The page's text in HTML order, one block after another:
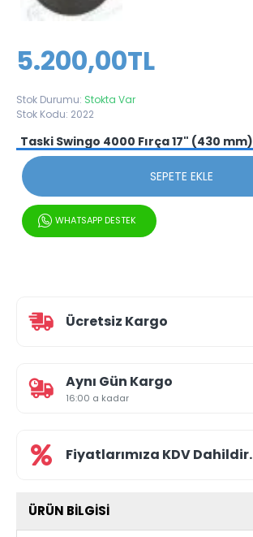
Taski Swingo 4000 Fırça 17" (430 mm)
Stok Durumu: Stokta Var
Stok Kodu: 2022
5.200,00TL
SEPETE EKLE
WHATSAPP DESTEK
Ücretsiz Kargo
Aynı Gün Kargo
16:00 a kadar
Fiyatlarımıza KDV Dahildir.
ÜRÜN BILGISI